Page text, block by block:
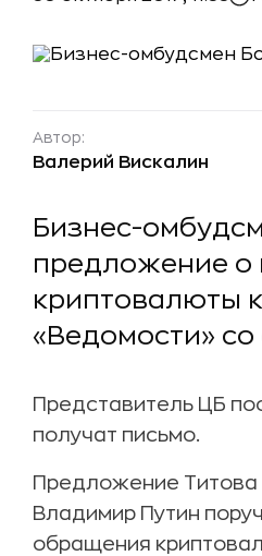
Автор:
Валерий Вискалин
Бизнес-
предложение о
криптовалюты
«Ведомости»
Представитель ЦБ
получат письмо.
Предложение Титова
Владимир Путин
обращения